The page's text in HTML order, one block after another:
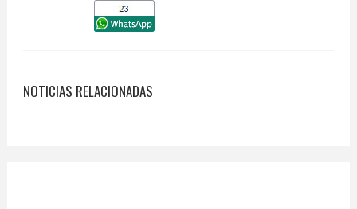
NOTICIAS RELACIONADAS